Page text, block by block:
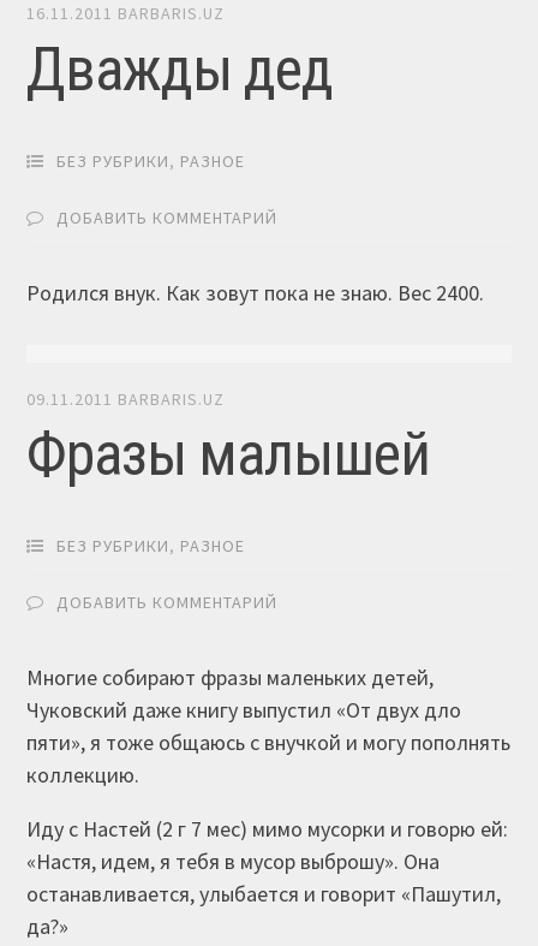
16.11.2011 BARBARIS.UZ
Дважды дед
БЕЗ РУБРИКИ, РАЗНОЕ
ДОБАВИТЬ КОММЕНТАРИЙ
Родился внук. Как зовут пока не знаю. Вес 2400.
09.11.2011 BARBARIS.UZ
Фразы малышей
БЕЗ РУБРИКИ, РАЗНОЕ
ДОБАВИТЬ КОММЕНТАРИЙ
Многие собирают фразы маленьких детей,
Чуковский даже книгу выпустил «От двух дло
пяти», я тоже общаюсь с внучкой и могу пополнять
коллекцию.
Иду с Настей (2 г 7 мес) мимо мусорки и говорю ей:
«Настя, идем, я тебя в мусор выброшу». Она
останавливается, улыбается и говорит «Пашутил,
да?»